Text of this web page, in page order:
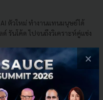
AI ตัวใหม่ ทำงานแทนมนุษย์ได้
รันโค้ด ไปจนถึงวิเคราะห์คู่แข่ง
Agent
×